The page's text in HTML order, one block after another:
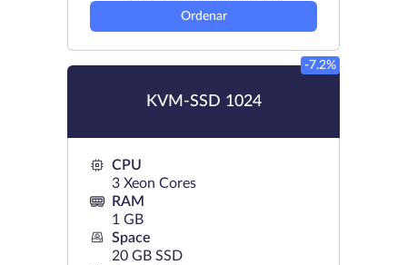
Ordenar
KVM-SSD 1024
-7.2%
CPU
3 Xeon Cores
RAM
1 GB
Space
20 GB SSD